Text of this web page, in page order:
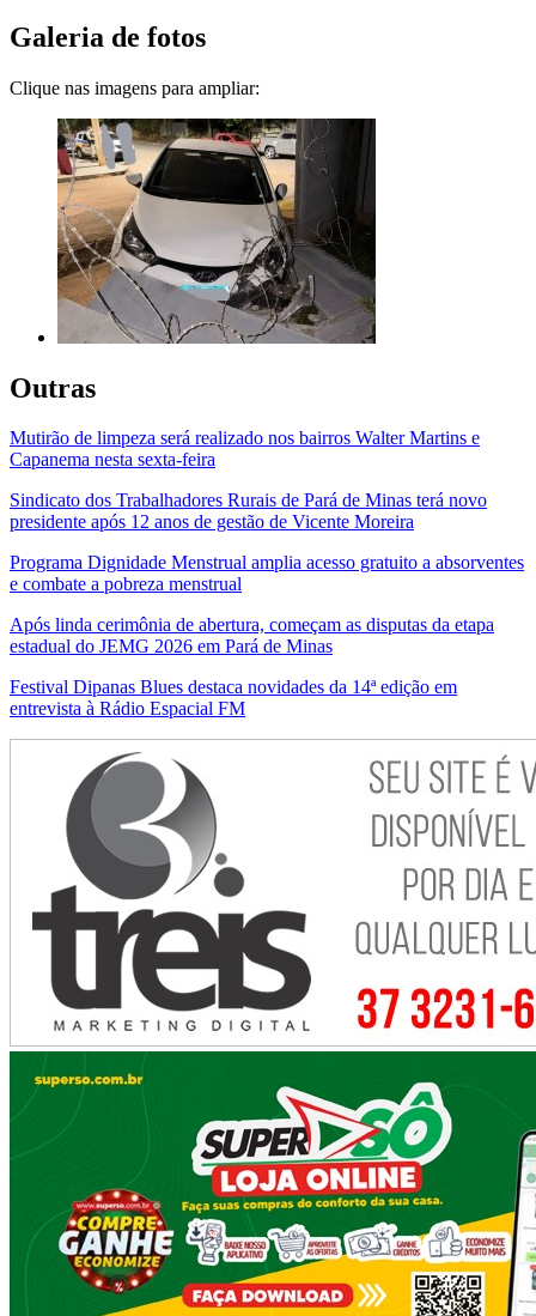
Galeria de fotos
Clique nas imagens para ampliar:
Outras
Mutirão de limpeza será realizado nos bairros Walter Martins e
Capanema nesta sexta-feira
Sindicato dos Trabalhadores Rurais de Pará de Minas terá novo
presidente após 12 anos de gestão de Vicente Moreira
Programa Dignidade Menstrual amplia acesso gratuito a absorventes
e combate a pobreza menstrual
Após linda cerimônia de abertura, começam as disputas da etapa
estadual do JEMG 2026 em Pará de Minas
Festival Dipanas Blues destaca novidades da 14ª edição em
entrevista à Rádio Espacial FM